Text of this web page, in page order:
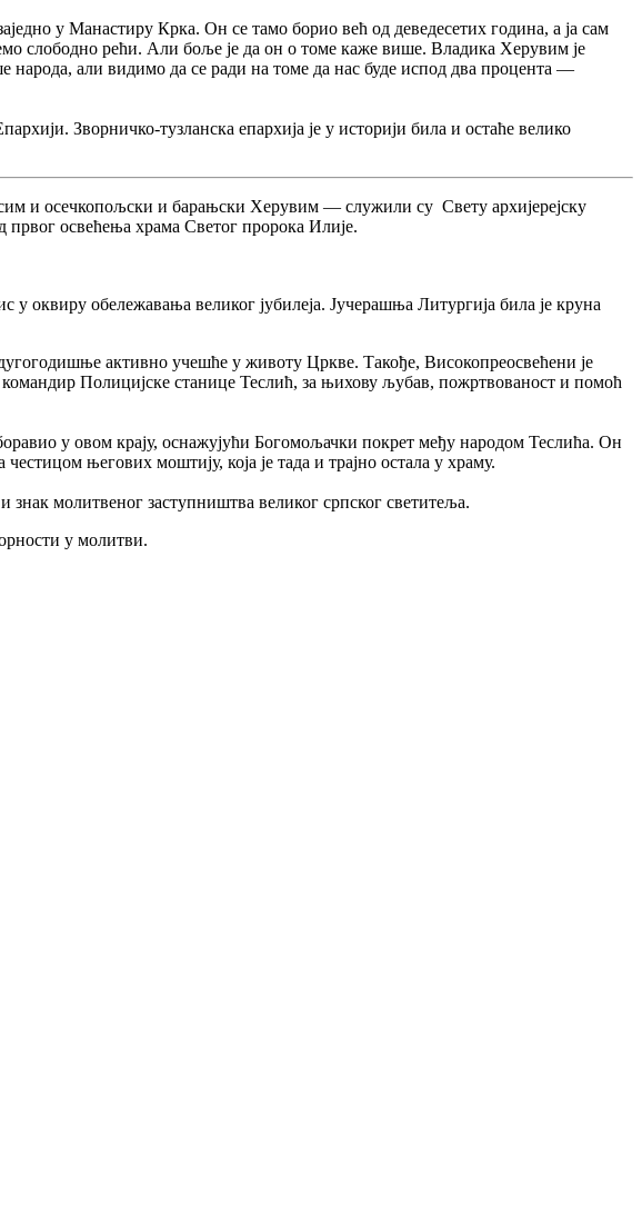
у Манастиру Крка. Он се тамо борио већ од деведесетих година, а ја сам
слободно рећи. Али боље је да он о томе каже више. Владика Херувим је
народа, али видимо да се ради на томе да нас буде испод два процента —
Зворничко-тузланска епархија је у историји била и остаће велико
и осечкопољски и барањски Херувим — служили су Свету архијерејску
освећења храма Светог пророка Илије.
оквиру обележавања великог јубилеја. Jучерашња Литургија била је круна
активно учешће у животу Цркве. Такође, Високопреосвећени је
командир Полицијске станице Теслић, за њихову љубав, пожртвованост и помоћ
у овом крају, оснажујући Богомољачки покрет међу народом Теслића. Он
његових моштију, која је тада и трајно остала у храму.
знак молитвеног заступништва великог српског светитеља.
у молитви.